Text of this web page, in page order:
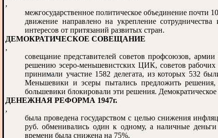
,
межгосударственное политическое объединение
движение направлено на укрепление
интересов от притязаний развитых стран.
ДЕМОКРАТИЧЕСКОЕ СОВЕЩАНИЕ
,
совещание представителей советов профсоюзов,
решению эсеро-меньшевистских ЦИК, советов рабочих
принимали участие 1582 делегата, из которых 532
Меньшевики и эсеры пытались предложить решения,
большевики блокировали эти решения.
ДЕНЕЖНАЯ РЕФОРМА 1947г.
,
была проведена государством с целью снижения
руб. обменивались один к одному, а наличные
времени была снижена на 75%.